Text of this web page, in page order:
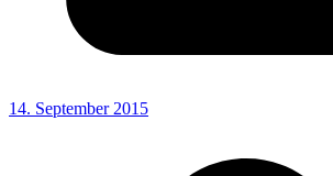
14. September 2015